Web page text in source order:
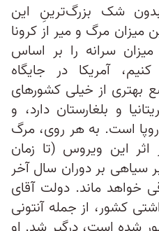
شک بزرگ‌ترینِ این
میزان مرگ و میر از کرونا
سرانه را بر اساس
آمریکا در جایگاه
بهتری از خیلی کشورهای
و بلغارستان دارد، و
است. به هر روی، مرگ
نفر بر اثر این ویروس (تا زمان
بر دوران سال آخر
خواهد ماند. دولت آقای
کشور، از جمله آنتونی